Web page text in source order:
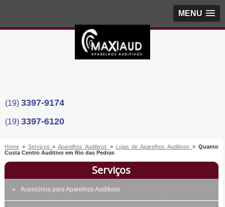
MENU
(19) 3397-9174
(19) 3397-6120
Home » Serviços»Aparelhos Auditivos » Lojas de Aparelhos Auditivos » Quanto
Custa Centro Auditivo em Rio das Pedras
Serviços
Acessórios para Aparelhos Auditivos